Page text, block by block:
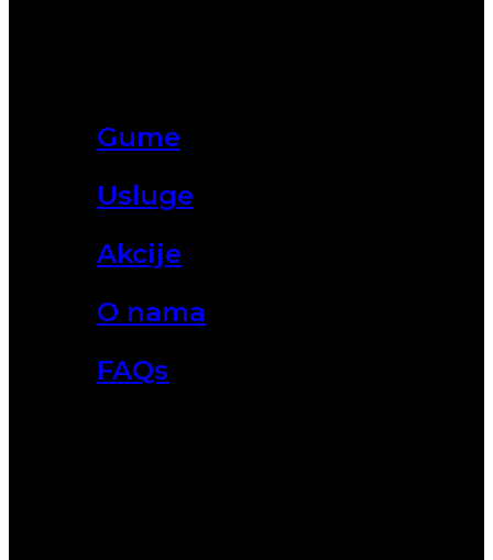
Gume
Usluge
Akcije
O nama
FAQs